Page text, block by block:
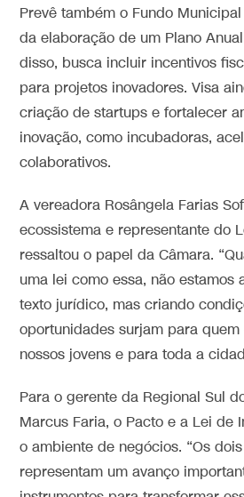
Prevê também o Fundo
da elaboração de um Plano
disso, busca incluir incentivos
para projetos inovadores. Visa
criação de startups e fortalecer
inovação, como incubadoras,
colaborativos.
A vereadora Rosângela Farias
ecossistema e representante do
ressaltou o papel da Câmara.
uma lei como essa, não estamos
texto jurídico, mas criando
oportunidades surjam para
nossos jovens e para toda a
Para o gerente da Regional Sul
Marcus Faria, o Pacto e a Lei de
o ambiente de negócios. “Os
representam um avanço